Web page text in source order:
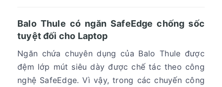
Balo Thule có ngăn SafeEdge chống sốc
tuyệt đối cho Laptop
Ngăn chứa chuyên dụng của Balo Thule được
đệm lớp mút siêu dày được chế tác theo công
nghệ SafeEdge. Vì vậy, trong các chuyến công